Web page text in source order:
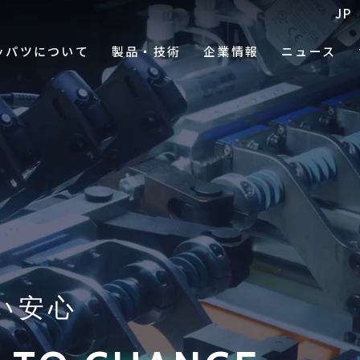
JP
パツについて 製品・技術 企業情報 ニュース
安心